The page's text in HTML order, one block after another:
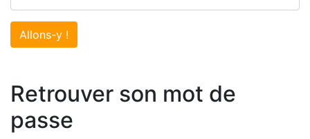
Allons-y !
Retrouver son mot de
passe